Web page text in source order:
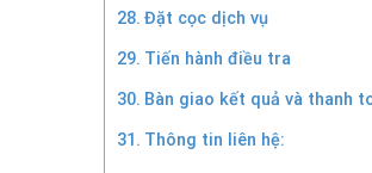
Đặt cọc dịch vụ
Tiến hành điều tra
Bàn giao kết quả và thanh
Thông tin liên hệ: